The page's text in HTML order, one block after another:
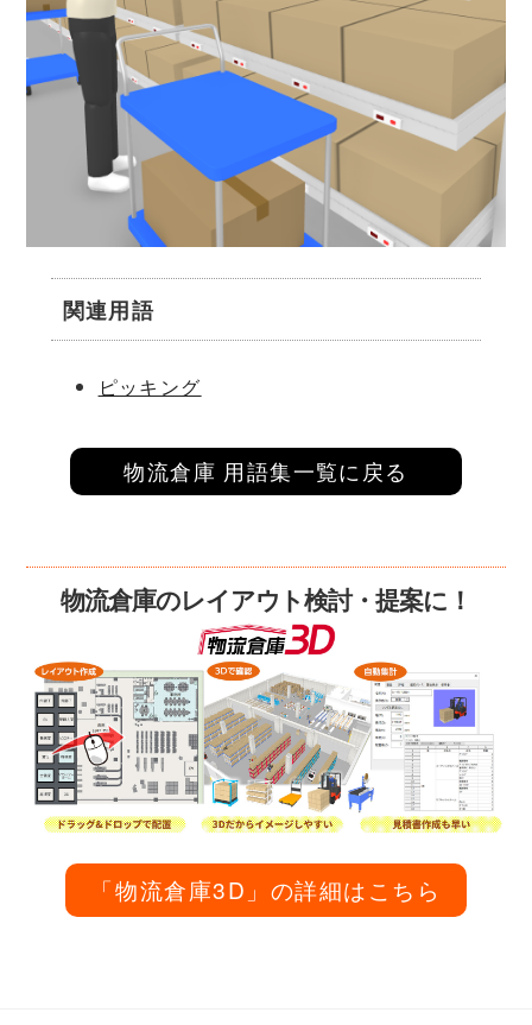
関連用語
ピッキング
物流倉庫 用語集一覧に戻る
物流倉庫のレイアウト検討・提案に！
「物流倉庫3D」の詳細はこちら